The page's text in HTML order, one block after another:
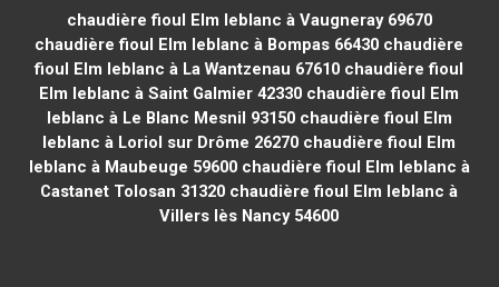
chaudière fioul Elm leblanc à Vaugneray 69670
chaudière fioul Elm leblanc à Bompas 66430 chaudière
fioul Elm leblanc à La Wantzenau 67610 chaudière fioul
Elm leblanc à Saint Galmier 42330 chaudière fioul Elm
leblanc à Le Blanc Mesnil 93150chaudière fioul Elm
leblanc à Loriol sur Drôme 26270 chaudière fioul Elm
leblanc à Maubeuge 59600chaudière fioul Elm leblanc à
Castanet Tolosan 31320 chaudière fioul Elm leblanc à
Villers lès Nancy 54600